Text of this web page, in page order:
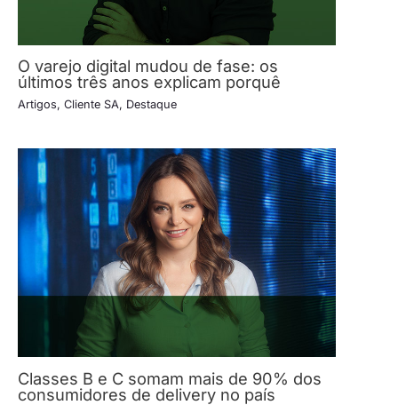
O varejo digital mudou de fase: os
últimos três anos explicam porquê
Artigos, Cliente SA, Destaque
Classes B e C somam mais de 90% dos
consumidores de delivery no país